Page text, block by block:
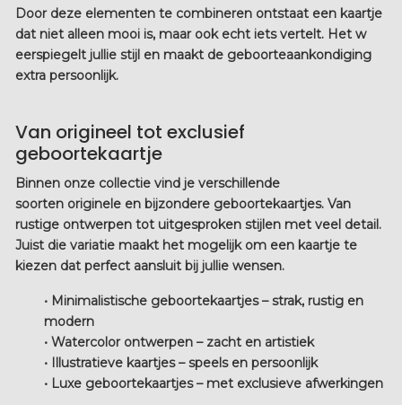
Door deze elementen te combineren ontstaat een kaartje
dat niet alleen mooi is, maar ook echt iets vertelt. Het w
eerspiegelt jullie stijl en maakt de geboorteaankondiging
extra persoonlijk.
Van origineel tot exclusief
geboortekaartje
Binnen onze collectie vind je verschillende
soorten originele en bijzondere geboortekaartjes. Van
rustige ontwerpen tot uitgesproken stijlen met veel detail.
Juist die variatie maakt het mogelijk om een kaartje te
kiezen dat perfect aansluit bij jullie wensen.
• Minimalistische geboortekaartjes– strak, rustig en
modern
• Watercolor ontwerpen – zacht en artistiek
• Illustratieve kaartjes– speels en persoonlijk
• Luxe geboortekaartjes– met exclusieve afwerkingen